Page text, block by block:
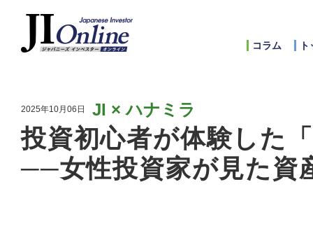
コラム
2025年10月06日 JI × ハナミラ
投資初心者が体験した
──女性投資家が見た資